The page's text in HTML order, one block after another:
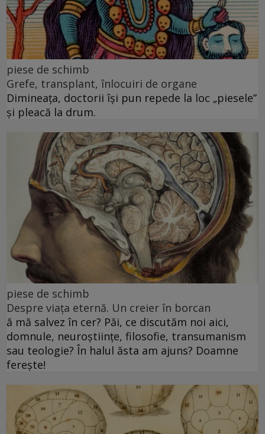
piese de schimb
Grefe, transplant, înlocuiri de organe
Dimineața, doctorii își pun repede la loc „piesele”
și pleacă la drum.
piese de schimb
Despre viața eternă. Un creier în borcan
ă mă salvez în cer? Păi, ce discutăm noi aici,
domnule, neuroștiințe, filosofie, transumanism
sau teologie? În halul ăsta am ajuns? Doamne
ferește!